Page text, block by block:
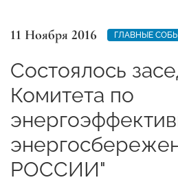
11 Ноября 2016 ГЛАВНЫЕ
Состоялось
Комитета по
РОССИИ"